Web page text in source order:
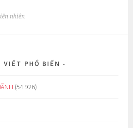
nhiên
VIẾT PHỔ BIẾN
(54.926)